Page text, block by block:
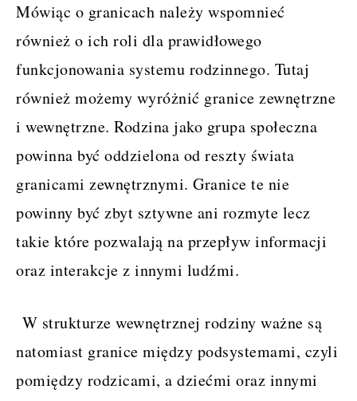
Mówiąc o granicach należy wspomnieć
również o ich roli dla prawidłowego
funkcjonowania systemu rodzinnego. Tutaj
również możemy wyróżnić granice zewnętrzne
i wewnętrzne. Rodzina jako grupa społeczna
powinna być oddzielona od reszty świata
granicami zewnętrznymi. Granice te nie
powinny być zbyt sztywne ani rozmyte lecz
takie które pozwalają na przepływ informacji
oraz interakcje z innymi ludźmi.
W strukturze wewnętrznej rodziny ważne są
natomiast granice między podsystemami, czyli
pomiędzy rodzicami, a dziećmi oraz innymi